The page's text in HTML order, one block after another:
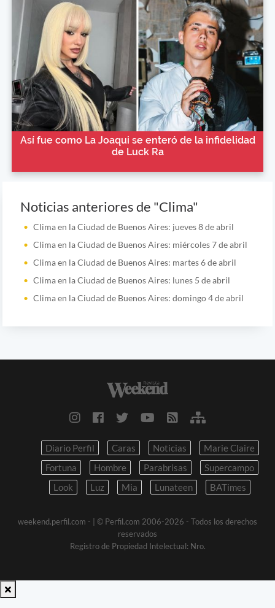
Así fue como La Joaqui se enteró de la infidelidad
de Luck Ra
Noticias anteriores de "Clima"
Clima en la Ciudad de Buenos Aires: jueves 8 de abril
Clima en la Ciudad de Buenos Aires: miércoles 7 de abril
Clima en la Ciudad de Buenos Aires: martes 6 de abril
Clima en la Ciudad de Buenos Aires: lunes 5 de abril
Clima en la Ciudad de Buenos Aires: domingo 4 de abril
Diario Perfil Caras Noticias
Marie Claire
Fortuna
Hombre Parabrisas
Supercampo
Look
Luz Mia Lunateen BATimes
weekend.perfil.com -
| © Perfil.com 2006-2026 - Todos los derechos
reservados
Registro de Propiedad Intelectual: Nro.